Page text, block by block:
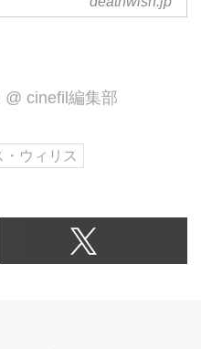
ブルース・ウィリス×監
@ cinefil編集部
・ウィリス